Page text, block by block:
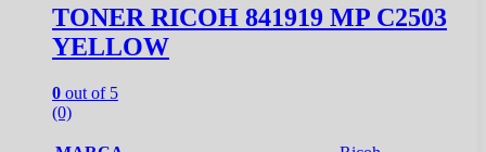
TONER RICOH 841919 MP C2503
YELLOW
0 out of 5
(0)